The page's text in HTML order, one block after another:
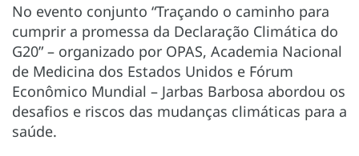
No evento conjunto “Traçando o caminho para
cumprir a promessa da Declaração Climática do
G20” – organizado por OPAS, Academia Nacional
de Medicina dos Estados Unidos e Fórum
Econômico Mundial – Jarbas Barbosa abordou os
desafios e riscos das mudanças climáticas para a
saúde.